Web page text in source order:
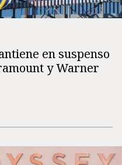
en suspenso
y Warner